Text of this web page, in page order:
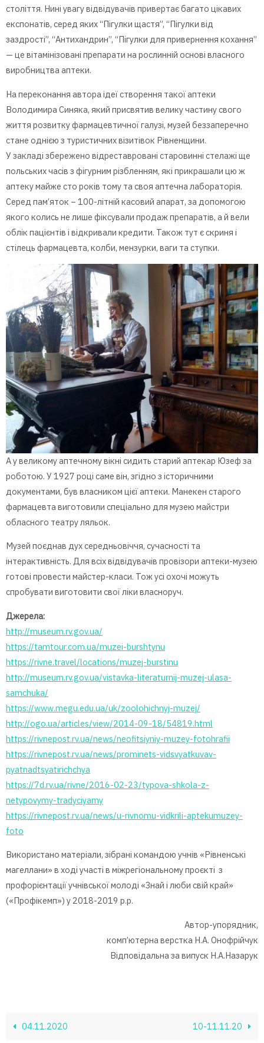
століття. Нині увагу відвідувачів привертає багато цікавих
експонатів, серед яких “Пігулки щастя”, “Пігулки від
заздрості”, “Антихандрин”, “Пігулки для привернення кохання”
— це вітамінізовані препарати на рослинній основі власного
виробництва аптеки.
На переконання автора ідеї створення такої аптеки
Володимира Синяка, який присвятив велику частину свого
життя розвитку фармацевтичної галузі, музей беззаперечно
стане однією з туристичних візитівок Рівненщини.
У закладі збережено відреставровані старовинні стелажі ще
польських часів з фігурним різбленням, які прикрашали цю ж
аптеку майже сто років тому та своя аптечна лабораторія.
Серед пам’яток – 100-літній касовий апарат, за допомогою
якого колись не лише фіксували продаж препаратів, а й вели
облік пацієнтів і відкривали кредити. Також тут є скриня і
стілець фармацевта, колби, мензурки, ваги та ступки.
А у великому аптечному вікні сидить старий аптекар Юзеф за
роботою. У 1927 році саме він, згідно з історичними
документами, був власником цієї аптеки. Манекен старого
фармацевта виготовили спеціально для музею майстри
обласного театру ляльок.
Музей поєднав дух середньовіччя, сучасності та
інтерактивність. Для всіх відвідувачів провізори аптеки-музею
готові провести майстер-класи. Тож усі охочі можуть
спробувати виготовити свої ліки власноруч.
Джерела:
http://museum.rv.gov.ua/
https://tamtour.com.ua/muzei-burshtynu
https://rivne.travel/locations/muzej-burstinu
http://museum.rv.gov.ua/vistavka-literaturnij-muzej-ulasa-
samchuka/
https://www.megu.edu.ua/uk/zoolohichnyj-muzej/
http://ogo.ua/articles/view/2014-09-18/54819.html
https://rivnepost.rv.ua/news/neofitsiyniy-muzey-fotohrafii
https://rivnepost.rv.ua/news/prominets-vidsvyatkuvav-
pyatnadtsyatirichchya
https://7d.rv.ua/rivne/2016-02-23/typova-shkola-z-
netypovymy-tradyciyamy
https://rivnepost.rv.ua/news/u-rivnomu-vidkrili-aptekumuzey-
foto
Використано матеріали, зібрані командою учнів «Рівненські
магеллани» в ході участі в міжрегіональному проєкті з
профорієнтації учнівської молоді «Знай і люби свій край»
(«Профікемп») у 2018-2019 р.р.
Автор-упорядник,
комп’ютерна верстка Н.А. Онофрійчук
Відповідальна за випуск Н.А.Назарук
04.11.2020 10-11.11.20